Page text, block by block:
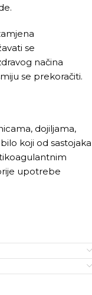
se
načina
se prekoračiti.
dojiljama,
koji od sastojaka
upotrebe